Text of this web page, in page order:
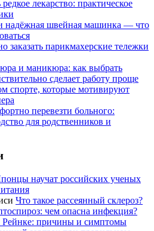
лекарство: практическое
надёжная швейная машинка — что
заказать парикмахерские тележки
и маникюра: как выбрать
сделает работу проще
спорте, которые мотивируют
перевезти больного:
для родственников и
научат российских ученых
Что такое рассеянный склероз?
чем опасна инфекция?
Рейнке: причины и симптомы